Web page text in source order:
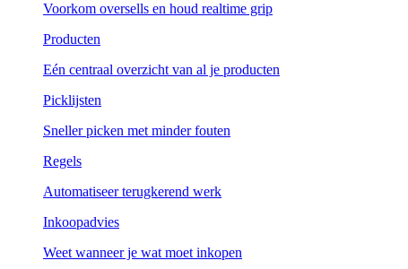
Voorkom oversells en houd realtime grip
Producten
Eén centraal overzicht van al je producten
Picklijsten
Sneller picken met minder fouten
Regels
Automatiseer terugkerend werk
Inkoopadvies
Weet wanneer je wat moet inkopen